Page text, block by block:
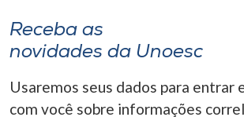
Receba as
novidades da Unoesc
Usaremos seus dados para entrar
com você sobre informações